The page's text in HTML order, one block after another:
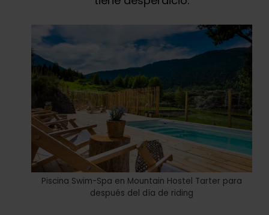
Piscina Swim-Spa en Mountain Hostel Tarter para
después del día de riding